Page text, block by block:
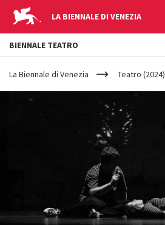
LA BIENNALE DI VENEZIA
YOUR
ARE
HERE
La Biennale di Venezia Teatro (2024)
BIENNALE TEATRO